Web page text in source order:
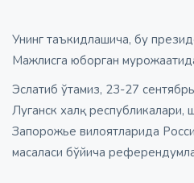
Унинг таъкидлашича, бу
Мажлисга юборган
Эслатиб ўтамиз, 23-27
Луганск халқ республикалари,
Запорожье вилоятларида
масаласи бўйича